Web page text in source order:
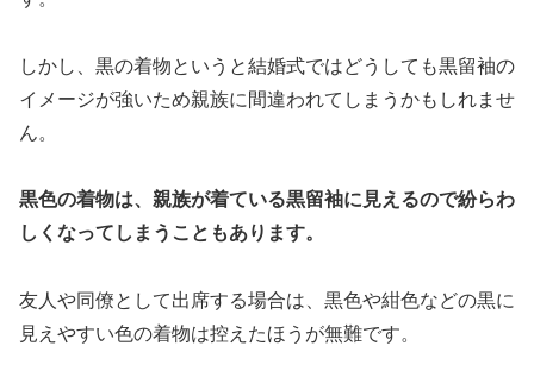
しかし、黒の着物というと結婚式ではどうしても黒留袖の
イメージが強いため親族に間違われてしまうかもしれませ
ん。
黒色の着物は、親族が着ている黒留袖に見えるので紛らわ
しくなってしまうこともあります。
友人や同僚として出席する場合は、黒色や紺色などの黒に
見えやすい色の着物は控えたほうが無難です。